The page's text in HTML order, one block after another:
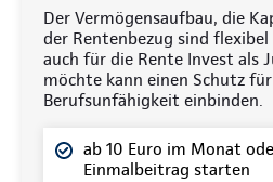
Der Vermögensaufbau, die
der Rentenbezug sind
auch für die Rente Invest als
möchte kann einen Schutz
Berufsunfähigkeit einbinden.
ab 10 Euro im Monat
Einmalbeitrag starten